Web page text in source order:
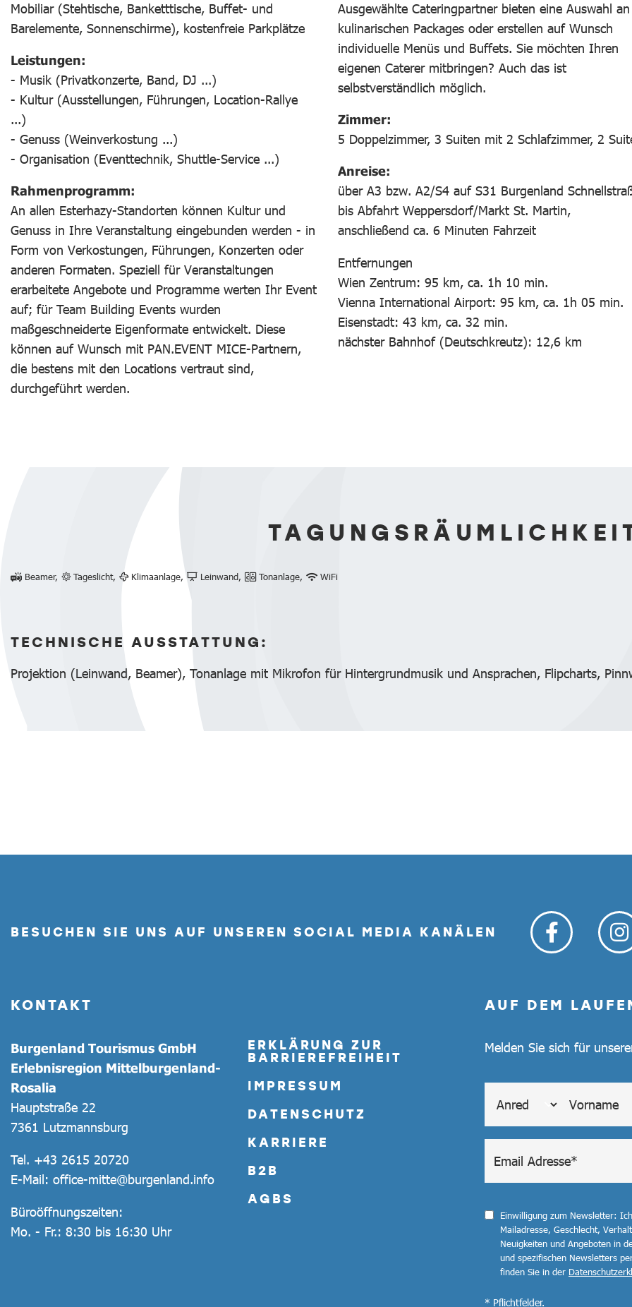
Mobiliar (Stehtische, Banketttische, Buffet- und
Barelemente, Sonnenschirme), kostenfreie Parkplätze
Leistungen:
- Musik (Privatkonzerte, Band, DJ ...)
- Kultur (Ausstellungen, Führungen, Location-Rallye
...)
- Genuss (Weinverkostung ...)
- Organisation (Eventtechnik, Shuttle-Service ...)
Rahmenprogramm:
An allen Esterhazy-Standorten können Kultur und
Genuss in Ihre Veranstaltung eingebunden werden - in
Form von Verkostungen, Führungen, Konzerten oder
anderen Formaten. Speziell für Veranstaltungen
erarbeitete Angebote und Programme werten Ihr Event
auf; für Team Building Events wurden
maßgeschneiderte Eigenformate entwickelt. Diese
können auf Wunsch mit PAN.EVENT MICE-Partnern,
die bestens mit den Locations vertraut sind,
durchgeführt werden.
Ausgewählte Cateringpartner bieten eine Auswahl an
kulinarischen Packages oder erstellen auf Wunsch
individuelle Menüs und Buffets. Sie möchten Ihren
eigenen Caterer mitbringen? Auch das ist
selbstverständlich möglich.
Zimmer:
5 Doppelzimmer, 3 Suiten mit 2 Schlafzimmer, 2
Anreise:
über A3 bzw. A2/S4 auf S31 Burgenland
bis Abfahrt Weppersdorf/Markt St. Martin,
anschließend ca. 6 Minuten Fahrzeit
Entfernungen
Wien Zentrum: 95 km, ca. 1h 10 min.
Vienna International Airport: 95 km, ca. 1h 05 min.
Eisenstadt: 43 km, ca. 32 min.
nächster Bahnhof (Deutschkreutz): 12,6 km
Beamer, Tageslicht, Klimaanlage, Leinwand, Tonanlage, WiFi
TECHNISCHE AUSSTATTUNG:
Projektion (Leinwand, Beamer), Tonanlage mit Mikrofon für Hintergrundmusik und Ansprachen, Flipcharts,
BESUCHEN SIE UNS AUF UNSEREN SOCIAL MEDIA KANÄLEN
KONTAKT
Burgenland Tourismus GmbH
Erlebnisregion Mittelburgenland-
Rosalia
Hauptstraße 22
7361 Lutzmannsburg
Tel. +43 2615 20720
E-Mail: office-mitte@burgenland.info
Büroöffnungszeiten:
Mo. - Fr.: 8:30 bis 16:30 Uhr
ERKLÄRUNG ZUR
BARRIEREFREIHEIT
IMPRESSUM
DATENSCHUTZ
KARRIERE
B2B
AGBS
AUF DEM
Melden Sie sich für
Einwilligung zum Newsletter:
Mailadresse, Geschlecht,
Neuigkeiten und Angeboten in
und spezifischen Newsletters
finden Sie in der
* Pflichtfelder.